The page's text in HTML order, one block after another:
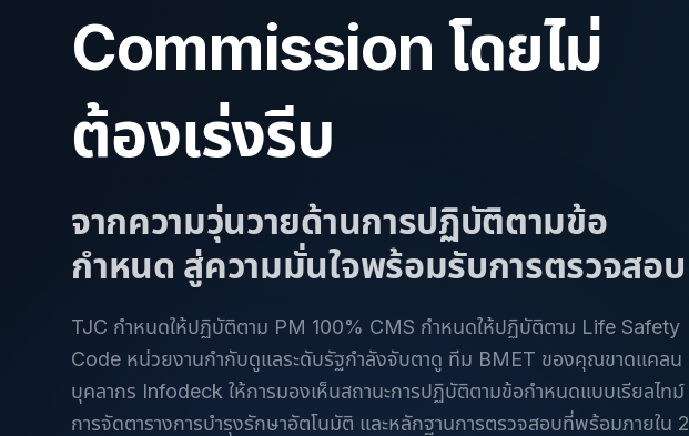
Commission โดยไม่
ต้องเร่งรีบ
จากความวุ่นวายด้านการปฏิบัติตามข้อ
กำหนด สู่ความมั่นใจพร้อมรับการตรวจสอบ
TJC กำหนดให้ปฏิบัติตาม PM 100% CMS กำหนดให้ปฏิบัติตาม Life Safety
Code หน่วยงานกำกับดูแลระดับรัฐกำลังจับตาดู ทีม BMET ของคุณขาดแคลน
บุคลากร Infodeck ให้การมองเห็นสถานะการปฏิบัติตามข้อกำหนดแบบเรียลไทม์
การจัดตารางการบำรุงรักษาอัตโนมัติ และหลักฐานการตรวจสอบที่พร้อมภายใน 2